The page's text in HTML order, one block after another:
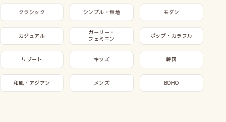
クラシック シンプル・無地 モダン
カジュアル
ガーリー・
フェミニン
ポップ・カラフル
リゾート キッズ 韓国
和風・アジアン メンズ BOHO